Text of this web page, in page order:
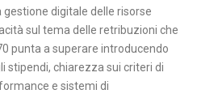
digitale delle risorse
sul tema delle retribuzioni che
punta a superare introducendo
stipendi, chiarezza sui criteri di
e sistemi di